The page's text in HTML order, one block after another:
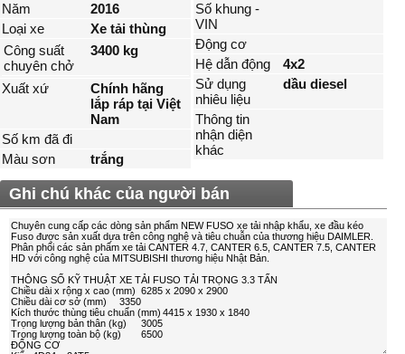
Năm
2016
Loại xe
Xe tải thùng
Công suất
chuyên chở
3400 kg
Xuất xứ
Chính hãng
lắp ráp tại Việt
Nam
Số km đã đi
Màu sơn
trắng
Số khung -
VIN
Động cơ
Hệ dẫn động
4x2
Sử dụng
nhiêu liệu
dầu diesel
Thông tin
nhận diện
khác
Ghi chú khác của người bán